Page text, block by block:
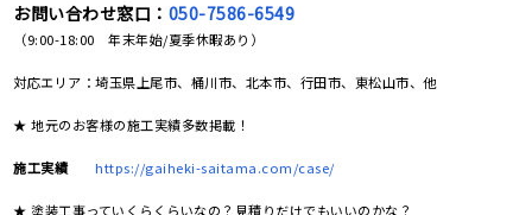
お問い合わせ窓口： 050-7586-6549
（9:00-18:00 年末年始/夏季休暇あり）
対応エリア：埼玉県上尾市、桶川市、北本市、行田市、東松山市、他
★ 地元のお客様の施工実績多数掲載！
施工実績 https://gaiheki-saitama.com/case/
★ 塗装工事っていくらくらいなの？見積りだけでもいいのかな？